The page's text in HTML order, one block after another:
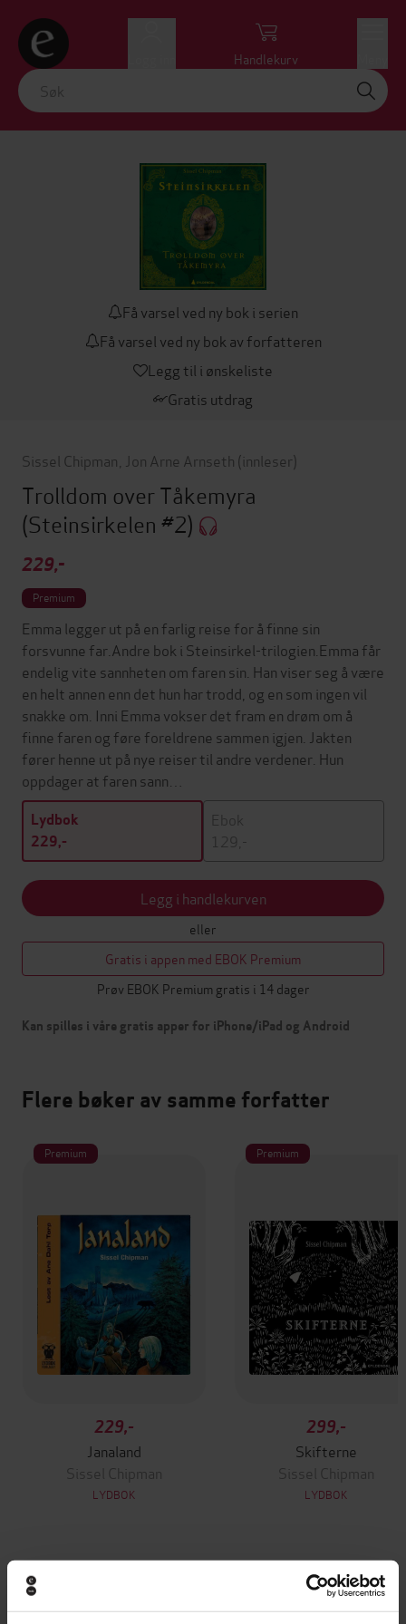
Handlekurv
Få varsel ved ny bok i serien
Få varsel ved ny bok av forfatteren
Legg til i ønskeliste
Gratis utdrag
Sissel Chipman Jon Arne Arnseth (innleser)
Trolldom over Tåkemyra
(Steinsirkelen #2)
229,-
Premium
Emma legger ut på en farlig reise for å finne sin
forsvunne far.Andre bok i Steinsirkel-trilogien.Emma får
endelig vite sannheten om faren sin. Han viser seg å være
en helt annen enn det hun har trodd, og en som ingen vil
snakke om. Inni Emma vokser det fram en drøm om å
finne faren og føre foreldrene sammen igjen. Jakten
fører henne ut på nye reiser til andre verdener. Hun
oppdager at faren sann…
Lydbok
229,-
Ebok
129,-
Legg i handlekurven
eller
Gratis i appen med EBOK Premium
Prøv EBOK Premium gratis i 14 dager
Kan spilles i våre gratis apper for iPhone/iPad og Android
Flere bøker av samme forfatter
Premium
229,-
Janaland
Sissel Chipman
LYDBOK
Premium
299,-
Skifterne
Sissel Chipman
LYDBOK
Andre har også kjøpt